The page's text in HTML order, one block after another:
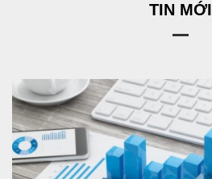
TIN MỚI